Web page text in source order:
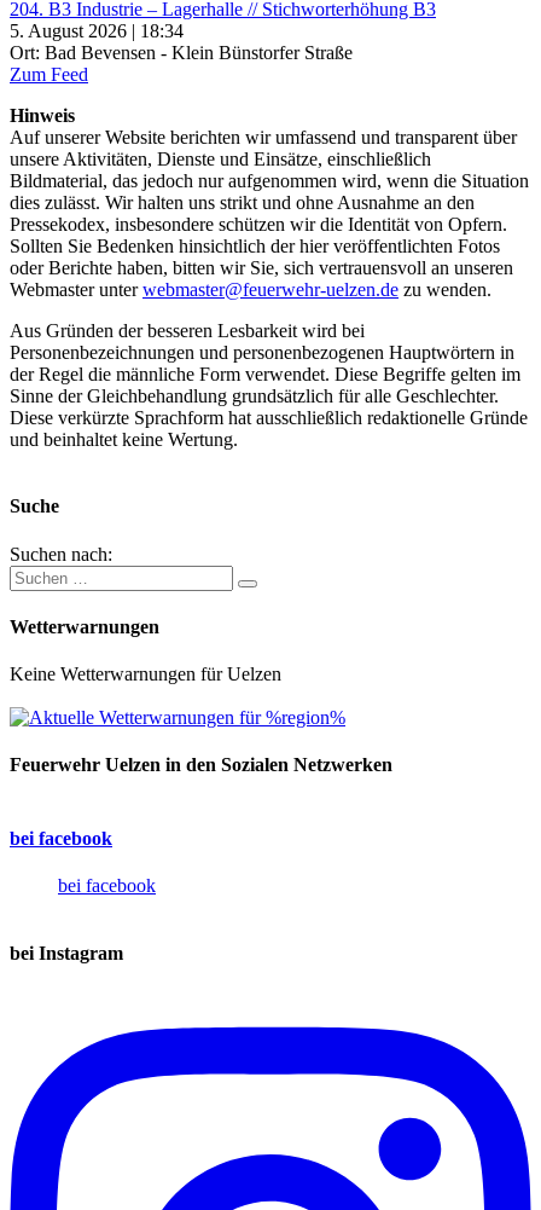
204. B3 Industrie – Lagerhalle // Stichworterhöhung B3
5. August 2026 | 18:34
Ort: Bad Bevensen - Klein Bünstorfer Straße
Zum Feed
Hinweis
Auf unserer Website berichten wir umfassend und transparent über
unsere Aktivitäten, Dienste und Einsätze, einschließlich
Bildmaterial, das jedoch nur aufgenommen wird, wenn die Situation
dies zulässt. Wir halten uns strikt und ohne Ausnahme an den
Pressekodex, insbesondere schützen wir die Identität von Opfern.
Sollten Sie Bedenken hinsichtlich der hier veröffentlichten Fotos
oder Berichte haben, bitten wir Sie, sich vertrauensvoll an unseren
Webmaster unterwebmaster@feuerwehr-uelzen.de zu wenden.
Aus Gründen der besseren Lesbarkeit wird bei
Personenbezeichnungen und personenbezogenen Hauptwörtern in
der Regel die männliche Form verwendet. Diese Begriffe gelten im
Sinne der Gleichbehandlung grundsätzlich für alle Geschlechter.
Diese verkürzte Sprachform hat ausschließlich redaktionelle Gründe
und beinhaltet keine Wertung.
Suche
Suchen nach:
Wetterwarnungen
Keine Wetterwarnungen für Uelzen
Feuerwehr Uelzen in den Sozialen Netzwerken
bei facebook
bei facebook
bei Instagram